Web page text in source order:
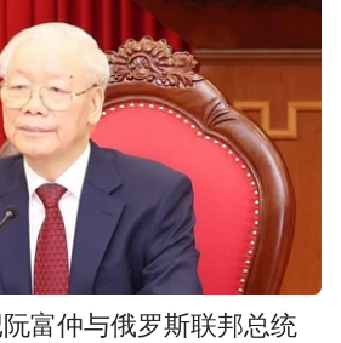
富仲与俄罗斯联邦总统